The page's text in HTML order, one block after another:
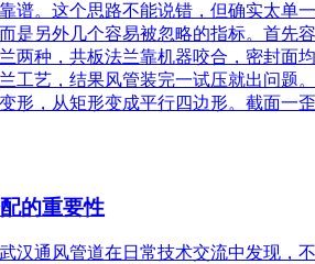
。这个思路不能说错，但确实太单
另外几个容易被忽略的指标。首先
种，共板法兰靠机器咬合，密封面
艺，结果风管装完一试压就出问题
，从矩形变成平行四边形。截面一
的重要性
通风管道在日常技术交流中发现，